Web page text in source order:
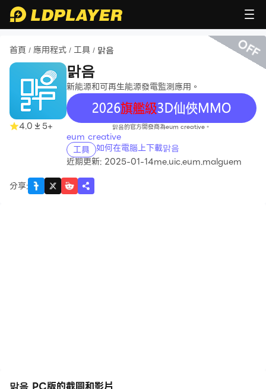
首頁 / 應用程式 / 工具 / 맑음
4.0 5+
맑음
新能源和可再生能源發電監測應用。
recommend
맑음的官方開發商為eum creative。
eum creative
工具 如何在電腦上下載맑음
近期更新: 2025-01-14me.uic.eum.malguem
分享:
OFF